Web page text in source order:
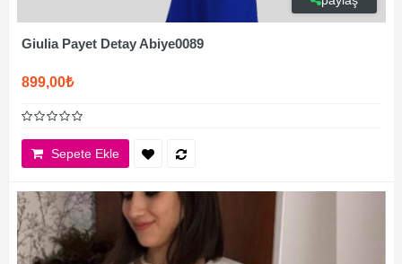
Giulia Payet Detay Abiye0089
899,00₺
Sepete Ekle